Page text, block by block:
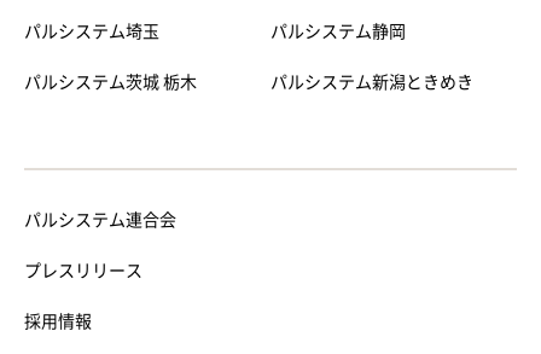
パルシステム埼玉
パルシステム茨城 栃木
パルシステム静岡
パルシステム新潟ときめき
パルシステム連合会
プレスリリース
採用情報